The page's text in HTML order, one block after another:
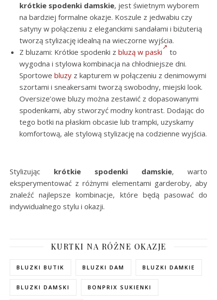
krótkie spodenki damskie, jest świetnym wyborem
na bardziej formalne okazje. Koszule z jedwabiu czy
satyny w połączeniu z eleganckimi sandałami i biżuterią
tworzą stylizację idealną na wieczorne wyjścia.
Z bluzami: Krótkie spodenki z bluzą w paski
to
wygodna i stylowa kombinacja na chłodniejsze dni.
Sportowe bluzy z kapturem w połączeniu z denimowymi
szortami i sneakersami tworzą swobodny, miejski look.
Oversize’owe bluzy można zestawić z dopasowanymi
spodenkami, aby stworzyć modny kontrast. Dodając do
tego botki na płaskim obcasie lub trampki, uzyskamy
komfortową, ale stylową stylizację na codzienne wyjścia.
Stylizując krótkie spodenki damskie, warto
eksperymentować z różnymi elementami garderoby, aby
znaleźć najlepsze kombinacje, które będą pasować do
indywidualnego stylu i okazji.
KURTKI NA RÓŻNE OKAZJE
BLUZKI BUTIK BLUZKI DAM BLUZKI DAMKIE
BLUZKI DAMSKI BONPRIX SUKIENKI